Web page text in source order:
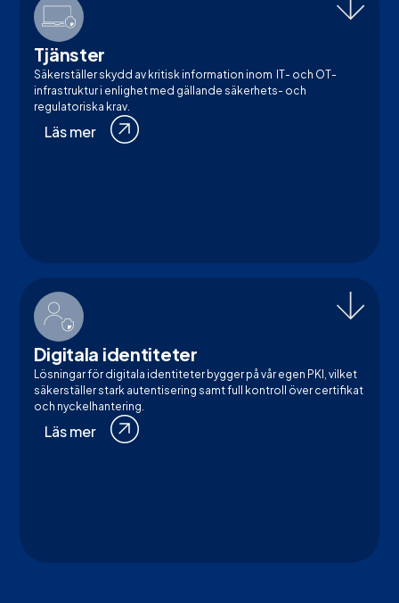
Tjänster
Säkerställer skydd av kritisk information inom IT- och OT-
infrastruktur i enlighet med gällande säkerhets- och
regulatoriska krav.
Läs mer
Digitala identiteter
Lösningar för digitala identiteter bygger på vår egen PKI, vilket
säkerställer stark autentisering samt full kontroll över certifikat
och nyckelhantering.
Läs mer